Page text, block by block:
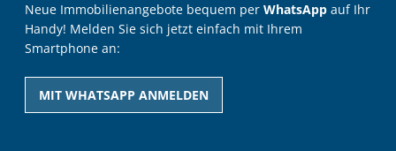
Neue Immobilienangebote bequem per WhatsApp auf Ihr
Handy! Melden Sie sich jetzt einfach mit Ihrem
Smartphone an:
MIT WHATSAPP ANMELDEN